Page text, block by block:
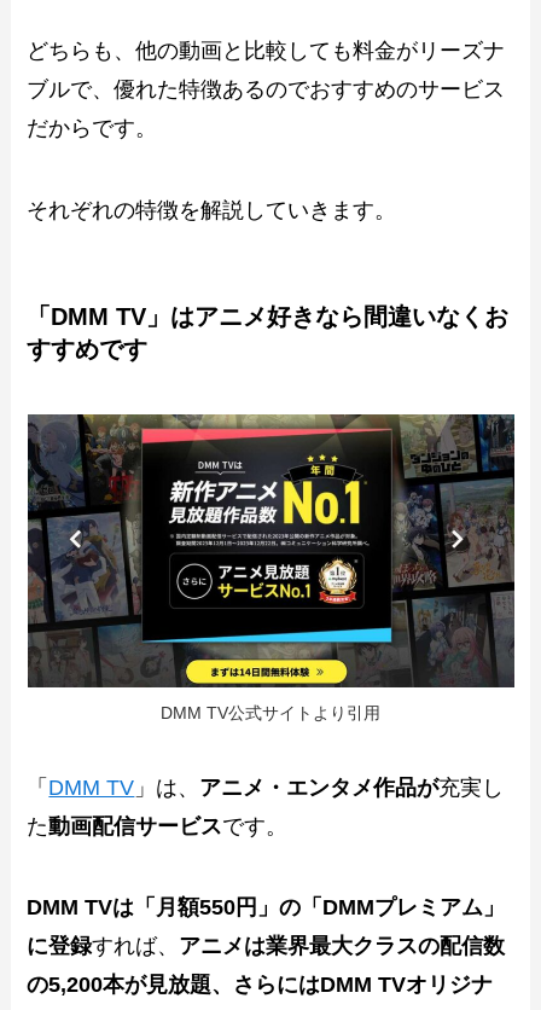
どちらも、他の動画と比較しても料金がリーズナ
ブルで、優れた特徴あるのでおすすめのサービス
だからです。
それぞれの特徴を解説していきます。
「DMM TV」はアニメ好きなら間違いなくお
すすめです
DMM TV公式サイトより引用
「 DMM TV 」は、 アニメ・エンタメ作品が充実し
た動画配信サービスです。
DMM TVは「月額550円」の「DMMプレミアム」
に登録すれば、 アニメは業界最大クラスの配信数
の5,200本が見放題、さらにはDMM TVオリジナ